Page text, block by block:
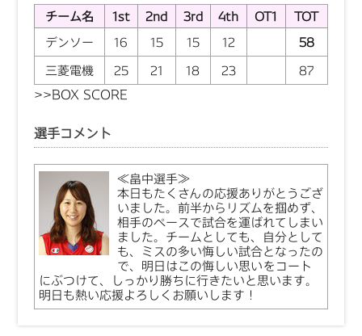
チーム名 1st 2nd 3rd 4th OT1
TOT
デンソー
16 15 15 12
58
三菱電機
25 21 18 23 87
>>BOX SCORE
選手コメント
≪畠中選手≫
本日もたくさんの応援ありがとうござ
いました。前半からリズムを掴めず、
相手のペースで試合を運ばれてしまい
ました。チームとしても、自分として
も、ミスの多い悔しい試合となったの
で、明日はこの悔しい思いをコート
にぶつけて、しっかり勝ちに行きたいと思います。
明日も熱い応援よろしくお願いします！